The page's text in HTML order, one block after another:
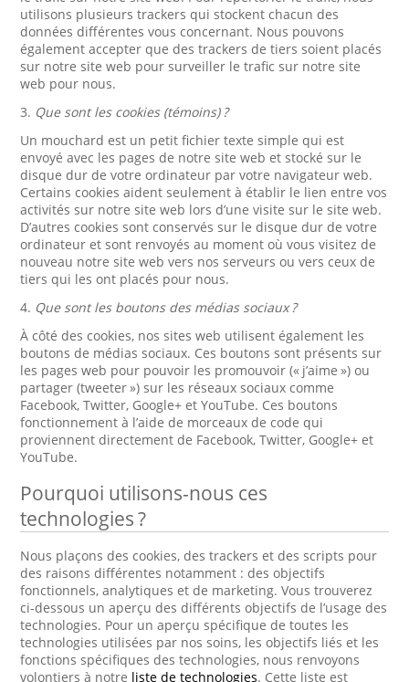
utilisons plusieurs trackers qui stockent chacun des
données différentes vous concernant. Nous pouvons
également accepter que des trackers de tiers soient placés
sur notre site web pour surveiller le trafic sur notre site
web pour nous.
3. Que sont les cookies (témoins) ?
Un mouchard est un petit fichier texte simple qui est
envoyé avec les pages de notre site web et stocké sur le
disque dur de votre ordinateur par votre navigateur web.
Certains cookies aident seulement à établir le lien entre vos
activités sur notre site web lors d’une visite sur le site web.
D’autres cookies sont conservés sur le disque dur de votre
ordinateur et sont renvoyés au moment où vous visitez de
nouveau notre site web vers nos serveurs ou vers ceux de
tiers qui les ont placés pour nous.
4. Que sont les boutons des médias sociaux ?
À côté des cookies, nos sites web utilisent également les
boutons de médias sociaux. Ces boutons sont présents sur
les pages web pour pouvoir les promouvoir (« j’aime ») ou
partager (tweeter ») sur les réseaux sociaux comme
Facebook, Twitter, Google+ et YouTube. Ces boutons
fonctionnement à l’aide de morceaux de code qui
proviennent directement de Facebook, Twitter, Google+ et
YouTube.
Pourquoi utilisons-nous ces
technologies ?
Nous plaçons des cookies, des trackers et des scripts pour
des raisons différentes notamment : des objectifs
fonctionnels, analytiques et de marketing. Vous trouverez
ci-dessous un aperçu des différents objectifs de l’usage des
technologies. Pour un aperçu spécifique de toutes les
technologies utilisées par nos soins, les objectifs liés et les
fonctions spécifiques des technologies, nous renvoyons
volontiers à notre liste de technologies. Cette liste est